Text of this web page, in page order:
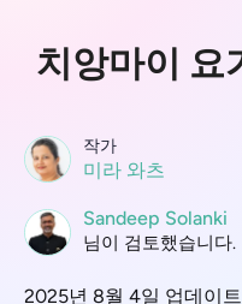
치앙마이 요
작가
미라 와츠
Sandeep Solanki
님이 검토했습니다.
2025년 8월 4일 업데이